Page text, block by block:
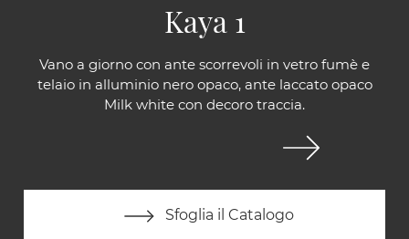
Vano a giorno con ante scorrevoli in vetro fumè e
telaio in alluminio nero opaco, ante laccato opaco
Milk white con decoro traccia.
Sfoglia il Catalogo
Kaya 1